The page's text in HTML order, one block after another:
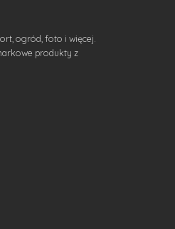
ogród, foto i więcej.
produkty z